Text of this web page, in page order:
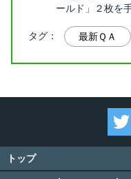
ールド」２枚を
タグ： 最新ＱＡ
トップ